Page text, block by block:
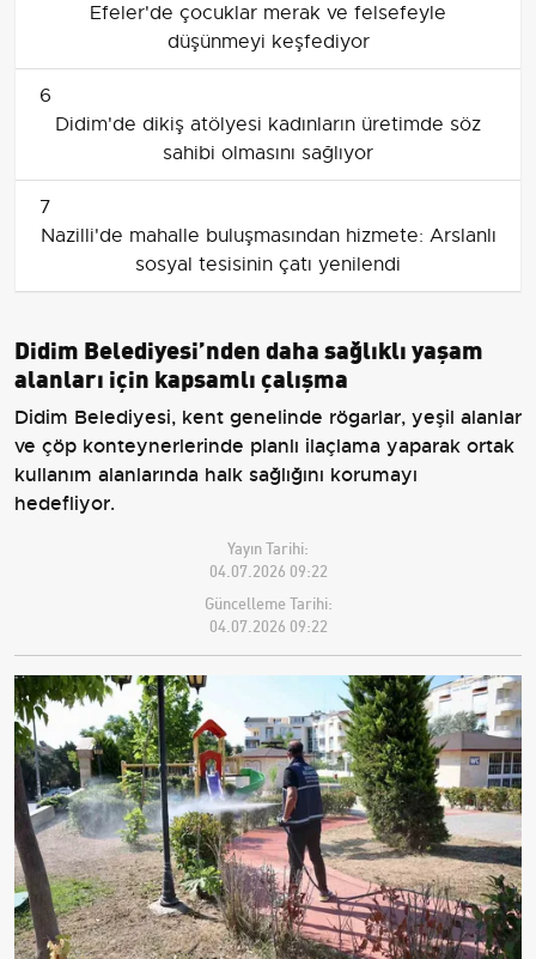
Efeler'de çocuklar merak ve felsefeyle
düşünmeyi keşfediyor
6
Didim'de dikiş atölyesi kadınların üretimde söz
sahibi olmasını sağlıyor
7
Nazilli'de mahalle buluşmasından hizmete: Arslanlı
sosyal tesisinin çatı yenilendi
Didim Belediyesi’nden daha sağlıklı yaşam
alanları için kapsamlı çalışma
Didim Belediyesi, kent genelinde rögarlar, yeşil alanlar
ve çöp konteynerlerinde planlı ilaçlama yaparak ortak
kullanım alanlarında halk sağlığını korumayı
hedefliyor.
Yayın Tarihi:
04.07.2026 09:22
Güncelleme Tarihi:
04.07.2026 09:22